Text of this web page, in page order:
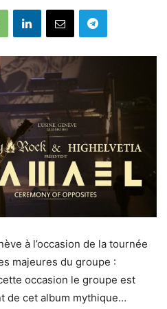
à l’occasion de la tournée
majeures du groupe :
occasion le groupe est
de cet album mythique…